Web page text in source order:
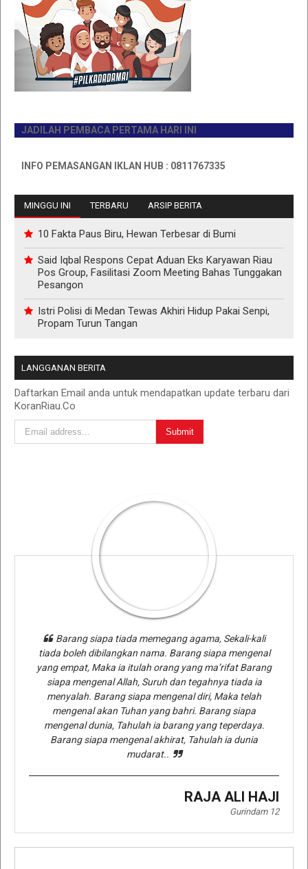
JADILAH PEMBACA PERTAMA HARI INI
INFO PEMASANGAN IKLAN HUB : 0811767335
MINGGU INI TERBARU ARSIP BERITA
10 Fakta Paus Biru, Hewan Terbesar di Bumi
Said Iqbal Respons Cepat Aduan Eks Karyawan Riau
Pos Group, Fasilitasi Zoom Meeting Bahas Tunggakan
Pesangon
Istri Polisi di Medan Tewas Akhiri Hidup Pakai Senpi,
Propam Turun Tangan
LANGGANAN BERITA
Daftarkan Email anda untuk mendapatkan update terbaru dari
KoranRiau.Co
Barang siapa tiada memegang agama, Sekali-kali
tiada boleh dibilangkan nama. Barang siapa mengenal
yang empat, Maka ia itulah orang yang ma’rifat Barang
siapa mengenal Allah, Suruh dan tegahnya tiada ia
menyalah. Barang siapa mengenal diri, Maka telah
mengenal akan Tuhan yang bahri. Barang siapa
mengenal dunia, Tahulah ia barang yang teperdaya.
Barang siapa mengenal akhirat, Tahulah ia dunia
mudarat..
RAJA ALI HAJI
Gurindam 12